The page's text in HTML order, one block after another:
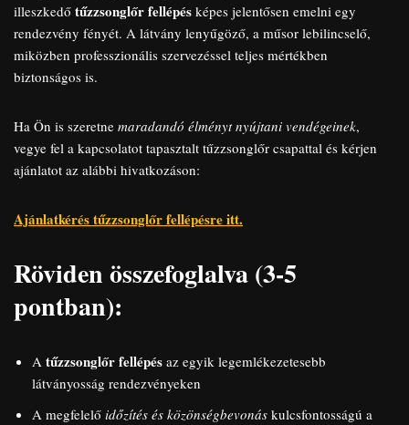
illeszkedő tűzzsonglőr fellépés képes jelentősen emelni egy
rendezvény fényét. A látvány lenyűgöző, a műsor lebilincselő,
miközben professzionális szervezéssel teljes mértékben
biztonságos is.
Ha Ön is szeretne maradandó élményt nyújtani vendégeinek,
vegye fel a kapcsolatot tapasztalt tűzzsonglőr csapattal és kérjen
ajánlatot az alábbi hivatkozáson:
Ajánlatkérés tűzzsonglőr fellépésre itt.
Röviden összefoglalva (3-5
pontban):
A tűzzsonglőr fellépés az egyik legemlékezetesebb
látványosság rendezvényeken
A megfelelő időzítés és közönségbevonás kulcsfontosságú a